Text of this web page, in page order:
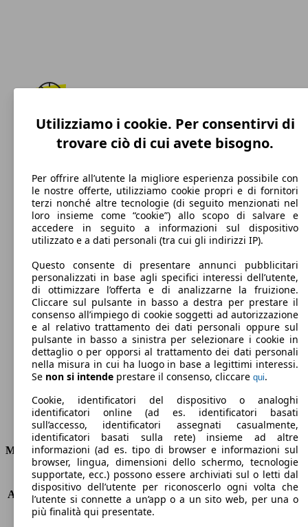
215 km/h
Velocità massima
Elettrica/Benzina
Carburante
164 g/km
Emissioni di CO2 (combinato)*
Ø 7.1 l/100km
Consumi
Motore e Prestazioni
KW (PS)
184 kW (250 PS)
Accelerazione (0-100 km/h)
7.7s
Velocità massima (km/h)
215 km/h
Utilizziamo i cookie. Per consentirvi di
trovare ciò di cui avete bisogno.
Per offrire all’utente la migliore esperienza possibile con
le nostre offerte, utilizziamo cookie propri e di fornitori
terzi nonché altre tecnologie (di seguito menzionati nel
loro insieme come “cookie”) allo scopo di salvare e
accedere in seguito a informazioni sul dispositivo
utilizzato e a dati personali (tra cui gli indirizzi IP).
Questo consente di presentare annunci pubblicitari
personalizzati in base agli specifici interessi dell’utente,
di ottimizzare l’offerta e di analizzarne la fruizione.
Cliccare sul pulsante in basso a destra per prestare il
consenso all’impiego di cookie soggetti ad autorizzazione
e al relativo trattamento dei dati personali oppure sul
pulsante in basso a sinistra per selezionare i cookie in
dettaglio o per opporsi al trattamento dei dati personali
nella misura in cui ha luogo in base a legittimi interessi.
Se non si intende prestare il consenso, cliccare qui.
Cookie, identificatori del dispositivo o analoghi
identificatori online (ad es. identificatori basati
sull’accesso, identificatori assegnati casualmente,
identificatori basati sulla rete) insieme ad altre
informazioni (ad es. tipo di browser e informazioni sul
browser, lingua, dimensioni dello schermo, tecnologie
supportate, ecc.) possono essere archiviati sul o letti dal
dispositivo dell’utente per riconoscerlo ogni volta che
l’utente si connette a un’app o a un sito web, per una o
più finalità qui presentate.